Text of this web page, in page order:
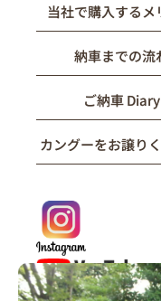
当社で購入するメ
納車までの流
ご納車 Diary
カングーをお譲り